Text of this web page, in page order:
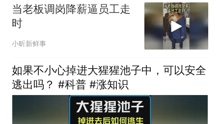
当老板调岗降薪逼员工走
时
小昕新鲜事
如果不小心掉进大猩猩池子中，可以安全
逃出吗？ #科普 #涨知识